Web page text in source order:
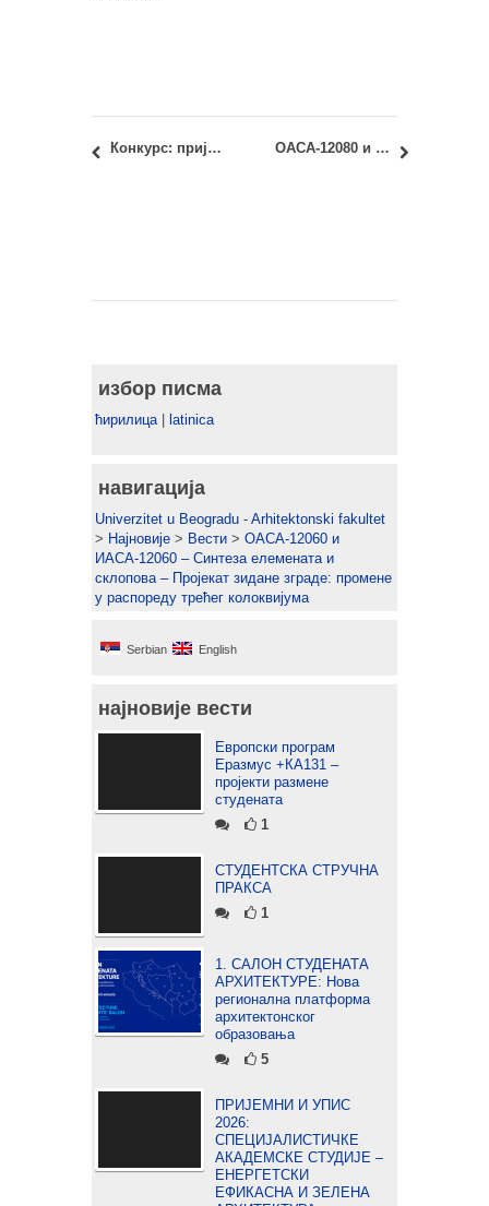
Конкурс: пријављивање у оквиру Erasmus+ споразума са Јилдиз Техничким универзитетом из Истанбула ОАСА-12080 и ИАСА-12080 – Геометрија облика 2: увид у радове са првог колоквијума 2018/19
избор писма
ћирилица| latinica
навигација
Univerzitet u Beogradu - Arhitektonski fakultet
> Најновије > Вести > ОАСА-12060 и
ИАСА-12060 – Синтеза елемената и
склопова – Пројекат зидане зграде: промене
у распореду трећег колоквијума
Serbian English
најновије вести
Европски програм
Еразмус +КА131 –
пројекти размене
студената
1
СТУДЕНТСКА СТРУЧНА
ПРАКСА
1
1. САЛОН СТУДЕНАТА
АРХИТЕКТУРЕ: Нова
регионална платформа
архитектонског
образовања
5
ПРИЈЕМНИ И УПИС
2026:
СПЕЦИЈАЛИСТИЧКЕ
АКАДЕМСКЕ СТУДИЈЕ –
ЕНЕРГЕТСКИ
ЕФИКАСНА И ЗЕЛЕНА